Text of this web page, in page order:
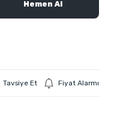
Hemen Al
Tavsiye Et Fiyat Alarmı